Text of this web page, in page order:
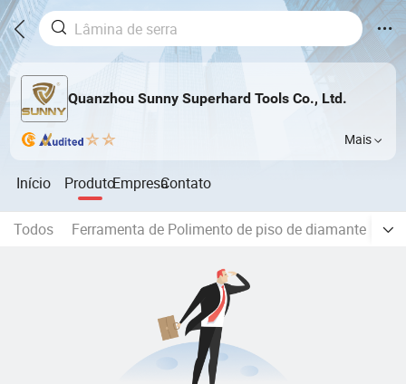
Quanzhou Sunny Superhard Tools Co., Ltd.
Mais
Início ProdutoEmpresaContato
Todos Ferramenta de Polimento de piso de diamante